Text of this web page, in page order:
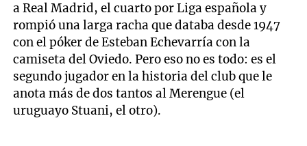
a Real Madrid, el cuarto por Liga española y
rompió una larga racha que databa desde 1947
con el póker de Esteban Echevarría con la
camiseta del Oviedo. Pero eso no es todo: es el
segundo jugador en la historia del club que le
anota más de dos tantos al Merengue (el
uruguayo Stuani, el otro).